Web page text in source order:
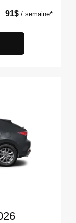
91$ / semaine*